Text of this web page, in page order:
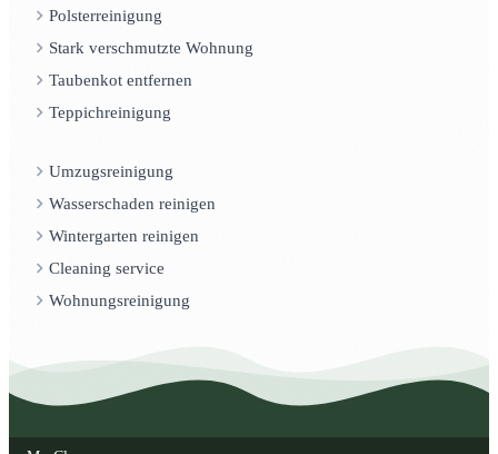
Polsterreinigung
Stark verschmutzte Wohnung
Taubenkot entfernen
Teppichreinigung
Umzugsreinigung
Wasserschaden reinigen
Wintergarten reinigen
Cleaning service
Wohnungsreinigung